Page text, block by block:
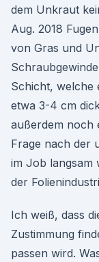
dem Unkraut
Aug. 2018
von Gras und
Schicht, welche
etwa 3-4 cm
außerdem noch
Frage nach der
im Job langsam
der
Ich weiß, dass
Zustimmung
passen wird.